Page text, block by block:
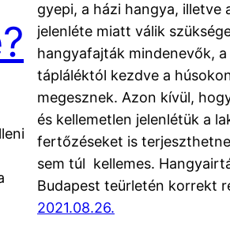
gyepi, a házi hangya, illetve
jelenléte miatt válik
hangyafajták mindenevők,
tápláléktól kezdve a
megesznek. Azon kívül,
és kellemetlen jelenlétük a
fertőzéseket is
sem túl kellemes.
Budapest teürletén korrekt
2021.08.26.